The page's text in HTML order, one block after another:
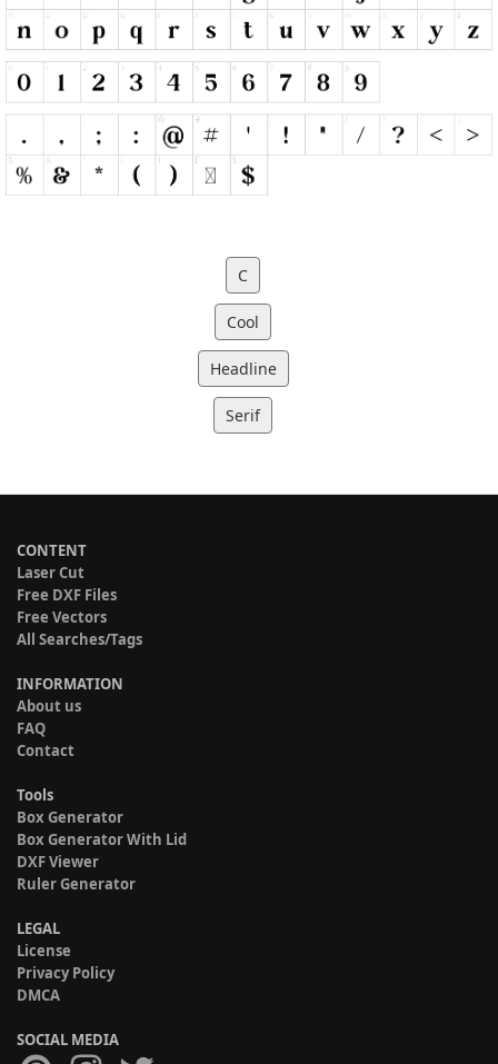
C
Cool
Headline
Serif
CONTENT
Laser Cut
Free DXF Files
Free Vectors
All Searches/Tags
INFORMATION
About us
FAQ
Contact
Tools
Box Generator
Box Generator With Lid
DXF Viewer
Ruler Generator
LEGAL
License
Privacy Policy
DMCA
SOCIAL MEDIA